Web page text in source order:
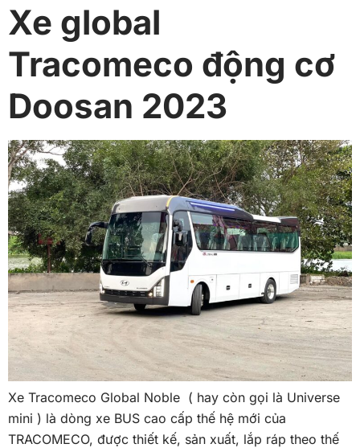
Xe global
Tracomeco động cơ
Doosan 2023
Xe Tracomeco Global Noble ( hay còn gọi là Universe
mini ) là dòng xe BUS cao cấp thế hệ mới của
TRACOMECO, được thiết kế, sản xuất, lắp ráp theo thế